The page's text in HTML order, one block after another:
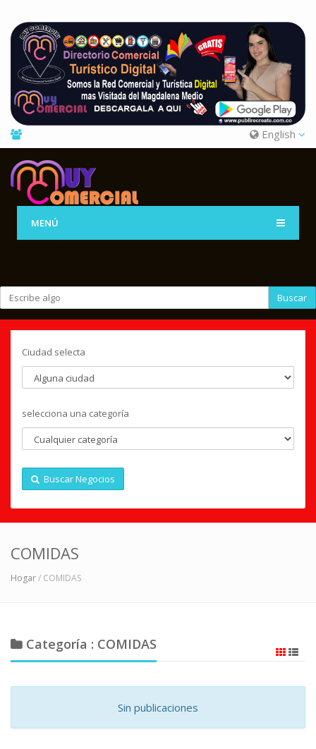
English
MENÚ
Buscar
Ciudad selecta
selecciona una categoría
Buscar Negocios
COMIDAS
Hogar/ COMIDAS
Categoría : COMIDAS
Sin publicaciones